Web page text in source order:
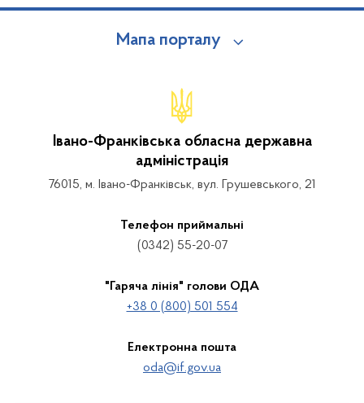
Мапа порталу
Івано-Франківська обласна державна
адміністрація
76015, м. Івано-Франківськ, вул. Грушевського, 21
Телефон приймальні
(0342) 55-20-07
"Гаряча лінія" голови ОДА
+38 0 (800) 501 554
Електронна пошта
oda@if.gov.ua